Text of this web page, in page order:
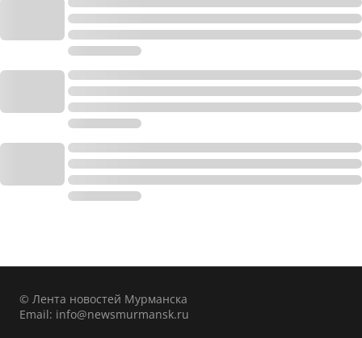
© Лента новостей Мурманска
Email: info@newsmurmansk.ru